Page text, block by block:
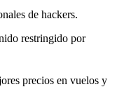
de hackers.
restringido por
precios en vuelos y